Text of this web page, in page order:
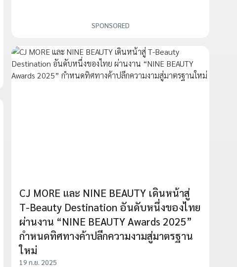
SPONSORED
CJ MORE และ NINE BEAUTY เดินหน้าสู่
T-Beauty Destination อันดับหนึ่งของไทย
ผ่านงาน “NINE BEAUTY Awards 2025”
กำหนดทิศทางค้าปลีกความงามสู่มาตรฐาน
ใหม่
19 ก.ย. 2025